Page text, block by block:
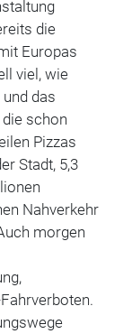
die
Europas
viel, wie
und das
schon
Pizzas
Stadt, 5,3
Nahverkehr
morgen